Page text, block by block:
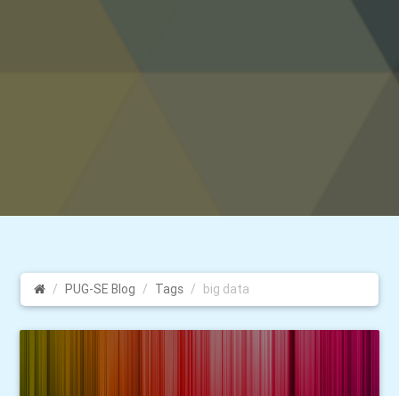
PUG-SE Blog Tags big data